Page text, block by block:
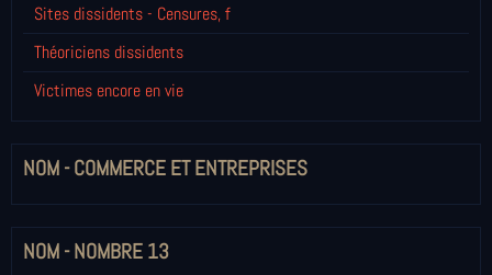
Sites dissidents - Censures, f
Théoriciens dissidents
Victimes encore en vie
NOM - COMMERCE ET ENTREPRISES
NOM - NOMBRE 13